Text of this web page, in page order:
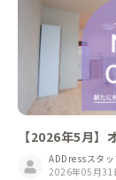
【2026年5月】
ADDressスタッ
2026年05月31